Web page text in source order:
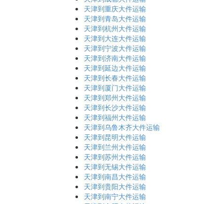
天津到重庆大件运输
天津到青岛大件运输
天津到杭州大件运输
天津到大连大件运输
天津到宁波大件运输
天津到济南大件运输
天津到延边大件运输
天津到长春大件运输
天津到厦门大件运输
天津到郑州大件运输
天津到长沙大件运输
天津到福州大件运输
天津到乌鲁木齐大件运输
天津到昆明大件运输
天津到兰州大件运输
天津到苏州大件运输
天津到无锡大件运输
天津到南昌大件运输
天津到贵阳大件运输
天津到南宁大件运输